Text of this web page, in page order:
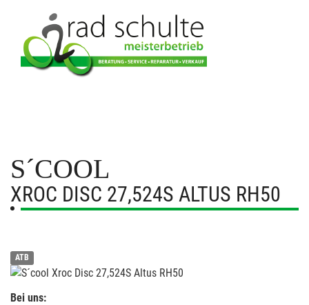
S´COOL
XROC DISC 27,524S ALTUS RH50
ATB
Bei uns: